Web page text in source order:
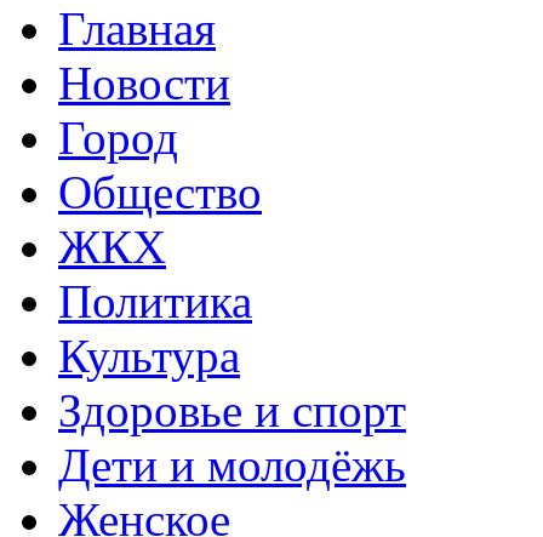
Главная
Новости
Город
Общество
ЖКХ
Политика
Культура
Здоровье и спорт
Дети и молодёжь
Женское